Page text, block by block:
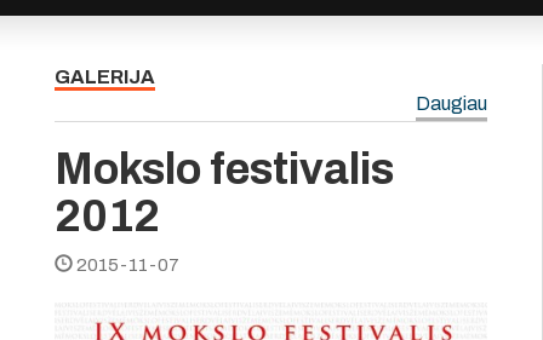
GALERIJA
Daugiau
Mokslo festivalis
2012
2015-11-07